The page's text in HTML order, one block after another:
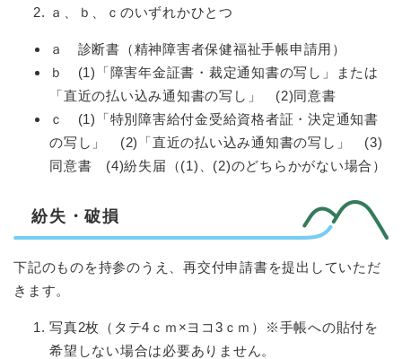
ａ、ｂ、ｃのいずれかひとつ
ａ 診断書（精神障害者保健福祉手帳申請用）
ｂ (1)「障害年金証書・裁定通知書の写し」または
「直近の払い込み通知書の写し」 (2)同意書
ｃ (1)「特別障害給付金受給資格者証・決定通知書
の写し」 (2)「直近の払い込み通知書の写し」 (3)
同意書 (4)紛失届（(1)、(2)のどちらかがない場合）
紛失・破損
下記のものを持参のうえ、再交付申請書を提出していただ
きます。
写真2枚（タテ4ｃｍ×ヨコ3ｃｍ）※手帳への貼付を
希望しない場合は必要ありません。